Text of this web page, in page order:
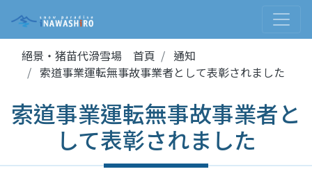
絕景・猪苗代滑雪場 首頁
通知
索道事業運転無事故事業者として表彰されました
索道事業運転無事故事業者と
して表彰されました